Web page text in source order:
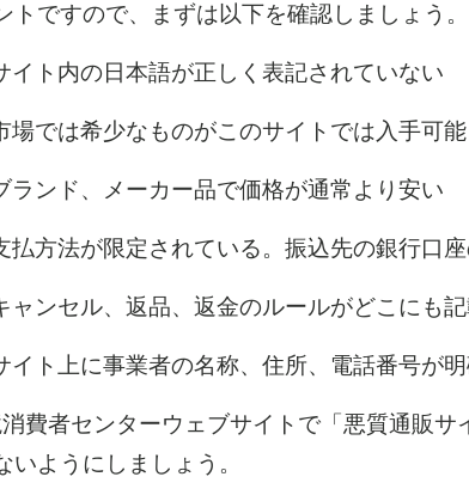
トですので、まずは以下を確認しましょう。
内の日本語が正しく表記されていない
は希少なものがこのサイトでは入手可能
ド、メーカー品で価格が通常より安い
法が限定されている。振込先の銀行口座
セル、返品、返金のルールがどこにも記
上に事業者の名称、住所、電話番号が明
費者センターウェブサイトで「悪質通販
いようにしましょう。